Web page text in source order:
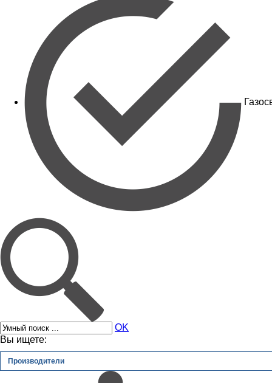
OK
Вы ищете:
Производители